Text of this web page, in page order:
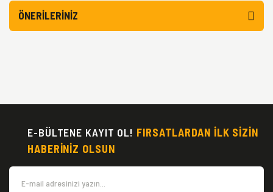
ÖNERILERINIZ
E-BÜLTENE KAYIT OL! FIRSATLARDAN İLK SİZİN
HABERİNİZ OLSUN